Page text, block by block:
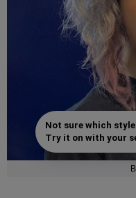
Not sure which
Try it on with your